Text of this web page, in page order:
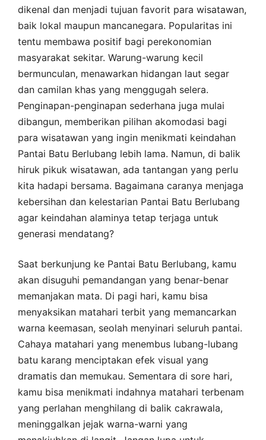
dikenal dan menjadi tujuan favorit para wisatawan,
baik lokal maupun mancanegara. Popularitas ini
tentu membawa positif bagi perekonomian
masyarakat sekitar. Warung-warung kecil
bermunculan, menawarkan hidangan laut segar
dan camilan khas yang menggugah selera.
Penginapan-penginapan sederhana juga mulai
dibangun, memberikan pilihan akomodasi bagi
para wisatawan yang ingin menikmati keindahan
Pantai Batu Berlubang lebih lama. Namun, di balik
hiruk pikuk wisatawan, ada tantangan yang perlu
kita hadapi bersama. Bagaimana caranya menjaga
kebersihan dan kelestarian Pantai Batu Berlubang
agar keindahan alaminya tetap terjaga untuk
generasi mendatang?
Saat berkunjung ke Pantai Batu Berlubang, kamu
akan disuguhi pemandangan yang benar-benar
memanjakan mata. Di pagi hari, kamu bisa
menyaksikan matahari terbit yang memancarkan
warna keemasan, seolah menyinari seluruh pantai.
Cahaya matahari yang menembus lubang-lubang
batu karang menciptakan efek visual yang
dramatis dan memukau. Sementara di sore hari,
kamu bisa menikmati indahnya matahari terbenam
yang perlahan menghilang di balik cakrawala,
meninggalkan jejak warna-warni yang